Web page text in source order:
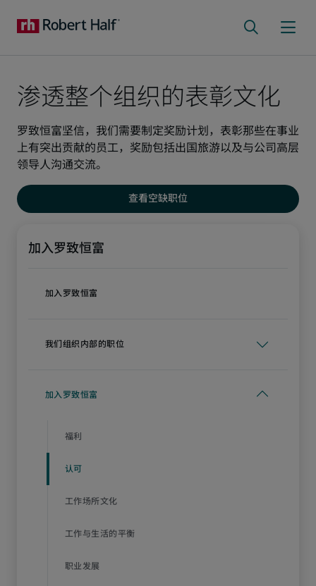
渗透整个组织的表彰文化
查看空缺职位
罗致恒富坚信，我们需要制定奖励计划，表彰那些在事业
上有突出贡献的员工，奖励包括出国旅游以及与公司高层
领导人沟通交流。